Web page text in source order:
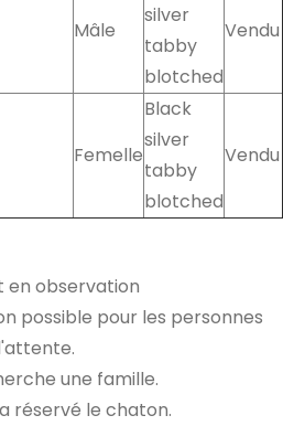
Mâle
silver
tabby
blotched
Vendu
Femelle
Black
silver
tabby
blotched
Vendu
en observation
possible pour les personnes
une famille.
réservé le chaton.